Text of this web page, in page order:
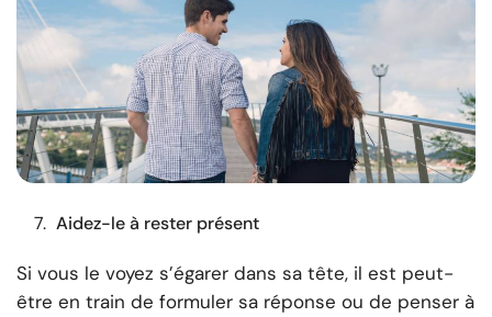
Aidez-le à rester présent
Si vous le voyez s’égarer dans sa tête, il est peut-
être en train de formuler sa réponse ou de penser à